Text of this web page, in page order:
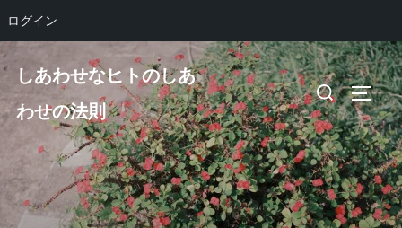
コ
テ
へ
ス
しあわせなヒトのしあ
わせの法則
検
索
対
象:
サイド
ログイン